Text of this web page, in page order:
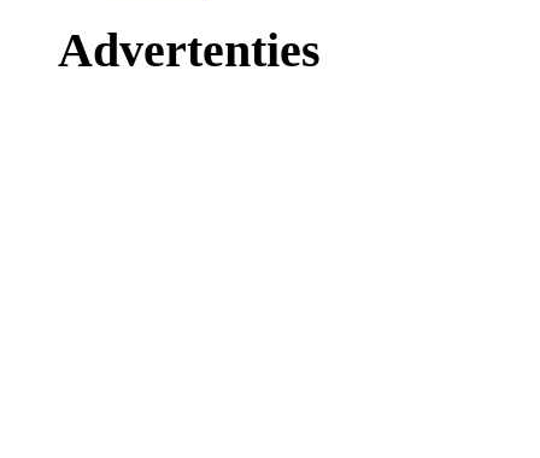
Advertenties